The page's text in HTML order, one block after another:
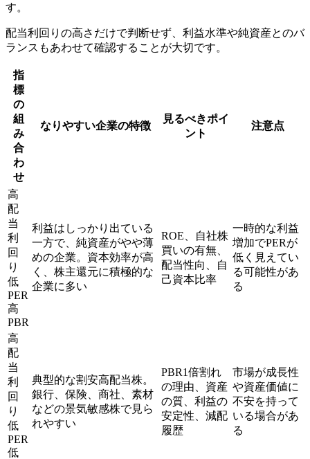
す。
配当利回りの高さだけで判断せず、利益水準や純資産とのバ
ランスもあわせて確認することが大切です。
指
標
の
組
み
合
わ
せ
なりやすい企業の特徴
見るべきポイ
ント
注意点
高
配
当
利
回
り
低
PER
高
PBR
利益はしっかり出ている
一方で、純資産がやや薄
めの企業。資本効率が高
く、株主還元に積極的な
企業に多い
ROE、自社株
買いの有無、
配当性向、自
己資本比率
一時的な利益
増加でPERが
低く見えてい
る可能性があ
る
高
配
当
利
回
り
低
PER
低
典型的な割安高配当株。
銀行、保険、商社、素材
などの景気敏感株で見ら
れやすい
PBR1倍割れ
の理由、資産
の質、利益の
安定性、減配
履歴
市場が成長性
や資産価値に
不安を持って
いる場合があ
る